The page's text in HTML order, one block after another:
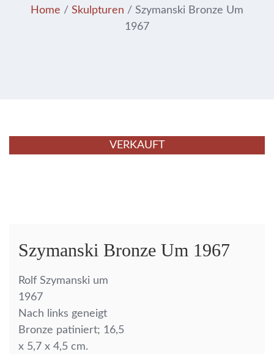
Home / Skulpturen / Szymanski Bronze Um
1967
VERKAUFT
Szymanski Bronze Um 1967
Rolf Szymanski um
1967
Nach links geneigt
Bronze patiniert; 16,5
x 5,7 x 4,5 cm.